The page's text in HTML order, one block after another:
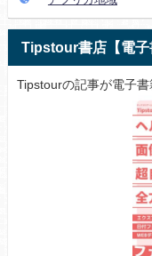
Tipstour書店【電子
Tipstourの記事が電子書